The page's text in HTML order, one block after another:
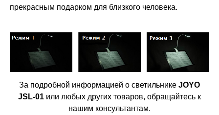
прекрасным подарком для близкого человека.
За подробной информацией о светильнике JOYO
JSL-01 или любых других товаров, обращайтесь к
нашим консультантам.